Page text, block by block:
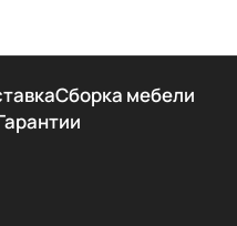
Сборка мебели